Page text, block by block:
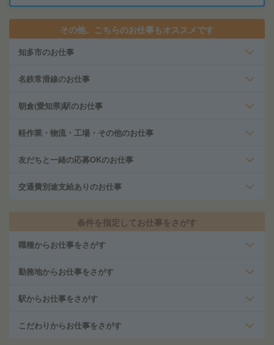
その他、こちらのお仕事もオススメです
知多市のお仕事
名鉄常滑線のお仕事
朝倉(愛知県)駅のお仕事
軽作業・物流・工場・その他のお仕事
友だちと一緒の応募OKのお仕事
交通費別途支給ありのお仕事
条件を指定してお仕事をさがす
職種からお仕事をさがす
勤務地からお仕事をさがす
駅からお仕事をさがす
こだわりからお仕事をさがす